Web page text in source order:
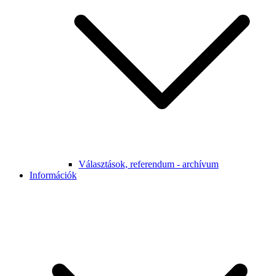
Választások, referendum - archívum
Információk